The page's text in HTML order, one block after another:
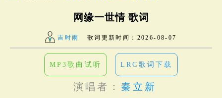
网缘一世情 歌词
吉时雨 歌词更新时间： 2026-08-07
MP3歌曲试听 LRC歌词下载
演唱者： 秦立新